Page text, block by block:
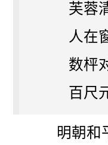
芙蓉清
人在窗
数枰对
百尺元
明朝和平